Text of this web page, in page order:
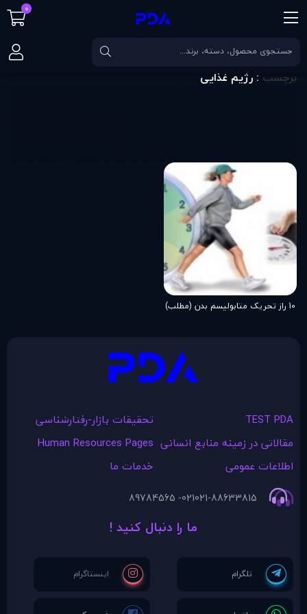
صفحه اصلی برچسب رژیم غذایی
برچسب : رژیم غذایی
10 راز تحریک متابولیسم بدن (مطلب)
TEST PDA
تحقیقات بازار-رفتارشناسی
مقالاتی در زمينه منابع انسانی Human Resources Pages
اطلاعات عمومی
خدمات ما
021-88633815
021- 89784565
ما را دنبال کنید !
0